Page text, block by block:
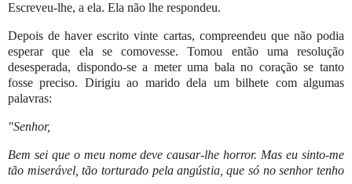
Escreveu-lhe, a ela. Ela não lhe respondeu.
Depois de haver escrito vinte cartas, compreendeu que não podia
esperar que ela se comovesse. Tomou então uma resolução
desesperada, dispondo-se a meter uma bala no coração se tanto
fosse preciso. Dirigiu ao marido dela um bilhete com algumas
palavras:
"Senhor,
Bem sei que o meu nome deve causar-lhe horror. Mas eu sinto-me
tão miserável, tão torturado pela angústia, que só no senhor tenho